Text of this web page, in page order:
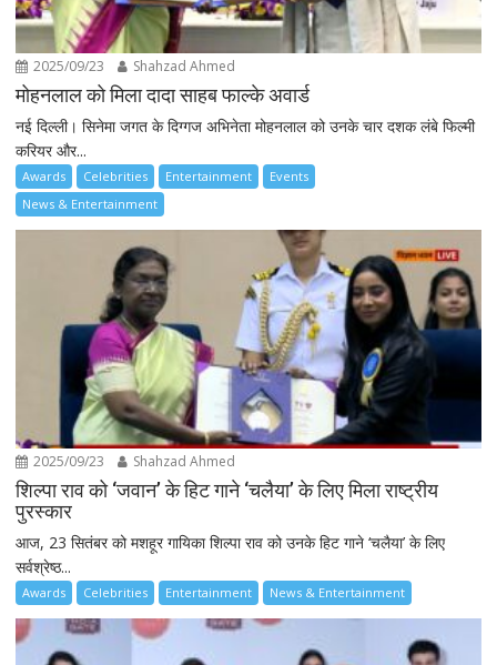
2025/09/23 Shahzad Ahmed
मोहनलाल को मिला दादा साहब फाल्के अवार्ड
नई दिल्ली। सिनेमा जगत के दिग्गज अभिनेता मोहनलाल को उनके चार दशक लंबे फिल्मी
करियर और...
Awards Celebrities Entertainment
Events
News & Entertainment
2025/09/23 Shahzad Ahmed
शिल्पा राव को ‘जवान’ के हिट गाने ‘चलैया’ के लिए मिला राष्ट्रीय
पुरस्कार
आज, 23 सितंबर को मशहूर गायिका शिल्पा राव को उनके हिट गाने ‘चलैया’ के लिए
सर्वश्रेष्ठ...
Awards Celebrities Entertainment News & Entertainment